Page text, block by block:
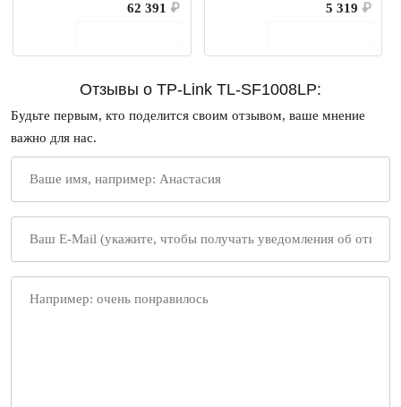
62 391 ₽
5 319 ₽
Отзывы о TP-Link TL-SF1008LP:
Будьте первым, кто поделится своим отзывом, ваше мнение
важно для нас.